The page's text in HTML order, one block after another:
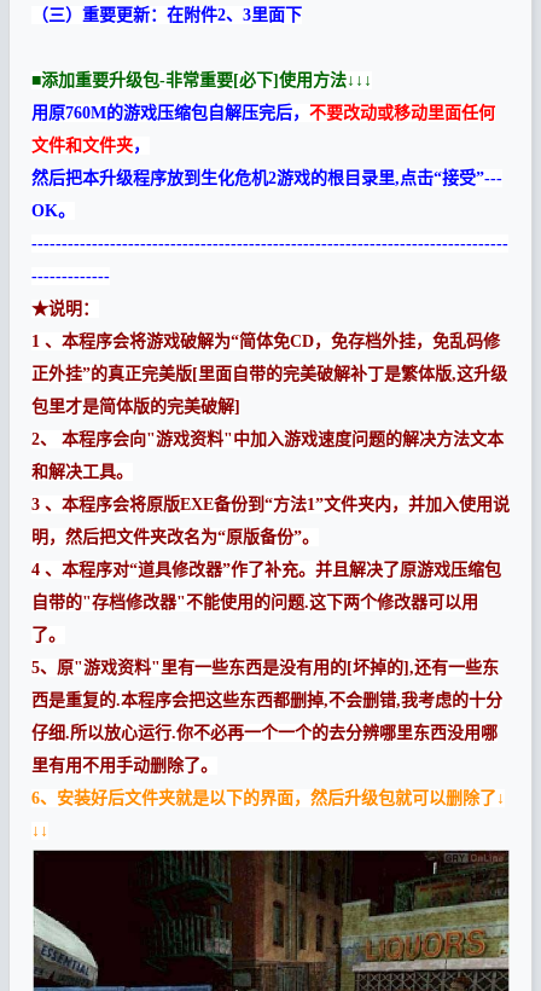
（三）重要更新：在附件2、3里面下
■添加重要升级包-非常重要[必下]使用方法↓↓↓
用原760M的游戏压缩包自解压完后， 不要改动或移动里面任何
文件和文件夹，
然后把本升级程序放到生化危机2游戏的根目录里,点击“接受”---
OK。
-------------------------------------------------------------------------------
-------------
★说明：
1 、本程序会将游戏破解为“简体免CD，免存档外挂，免乱码修
正外挂”的真正完美版[里面自带的完美破解补丁是繁体版,这升级
包里才是简体版的完美破解]
2、 本程序会向"游戏资料"中加入游戏速度问题的解决方法文本
和解决工具。
3 、本程序会将原版EXE备份到“方法1”文件夹内，并加入使用说
明，然后把文件夹改名为“原版备份”。
4 、本程序对“道具修改器”作了补充。并且解决了原游戏压缩包
自带的"存档修改器"不能使用的问题.这下两个修改器可以用
了。
5、原"游戏资料"里有一些东西是没有用的[坏掉的],还有一些东
西是重复的.本程序会把这些东西都删掉,不会删错,我考虑的十分
仔细.所以放心运行.你不必再一个一个的去分辨哪里东西没用哪
里有用不用手动删除了。
6、安装好后文件夹就是以下的界面，然后升级包就可以删除了↓
↓↓